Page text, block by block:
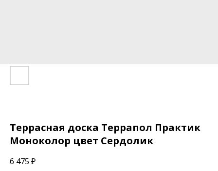
Террасная доска Террапол Практик
Моноколор цвет Сердолик
6 475 ₽